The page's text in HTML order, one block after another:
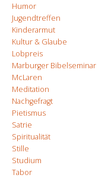
Humor
Jugendtreffen
Kinderarmut
Kultur & Glaube
Lobpreis
Marburger Bibelseminar
McLaren
Meditation
Nachgefragt
Pietismus
Satrie
Spiritualität
Stille
Studium
Tabor